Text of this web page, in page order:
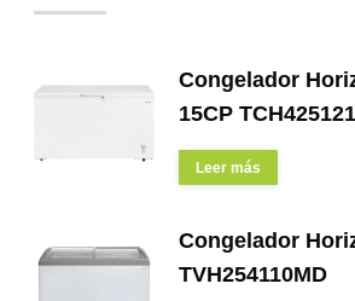
Congelador
15CP
Leer más
Congelador
TVH254110MD